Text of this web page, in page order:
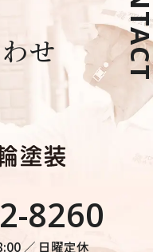
せ
8260
／ ⽇曜定休